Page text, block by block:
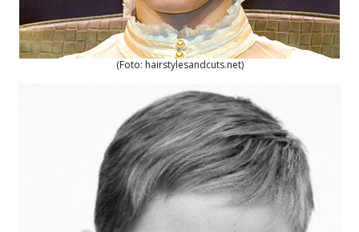
(Foto: hairstylesandcuts.net)